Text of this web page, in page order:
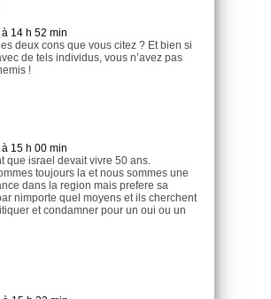
14 h 52 min
deux cons que vous citez ? Et bien si
de tels individus, vous n’avez pas
!
15 h 00 min
que israel devait vivre 50 ans.
toujours la et nous sommes une
dans la region mais prefere sa
nimporte quel moyens et ils cherchent
et condamner pour un oui ou un